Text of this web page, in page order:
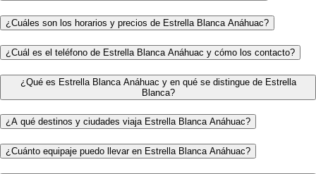
¿Cuáles son los horarios y precios de Estrella Blanca Anáhuac?
¿Cuál es el teléfono de Estrella Blanca Anáhuac y cómo los contacto?
¿Qué es Estrella Blanca Anáhuac y en qué se distingue de Estrella
Blanca?
¿A qué destinos y ciudades viaja Estrella Blanca Anáhuac?
¿Cuánto equipaje puedo llevar en Estrella Blanca Anáhuac?